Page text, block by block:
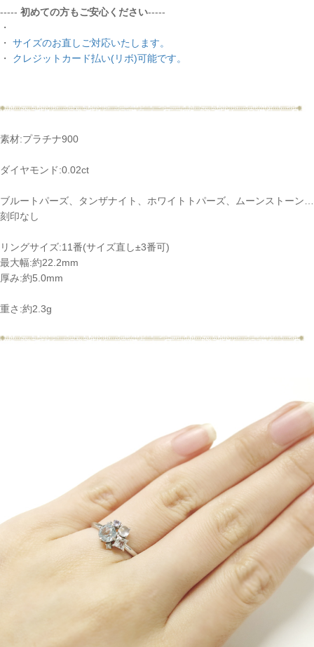
----- 初めての方もご安心ください-----
・
・ サイズのお直しご対応いたします。
・ クレジットカード払い(リボ)可能です。
素材:プラチナ900
ダイヤモンド:0.02ct
ブルートパーズ、タンザナイト、ホワイトトパーズ、ムーンストーン…
刻印なし
リングサイズ:11番(サイズ直し±3番可)
最大幅:約22.2mm
厚み:約5.0mm
重さ:約2.3g